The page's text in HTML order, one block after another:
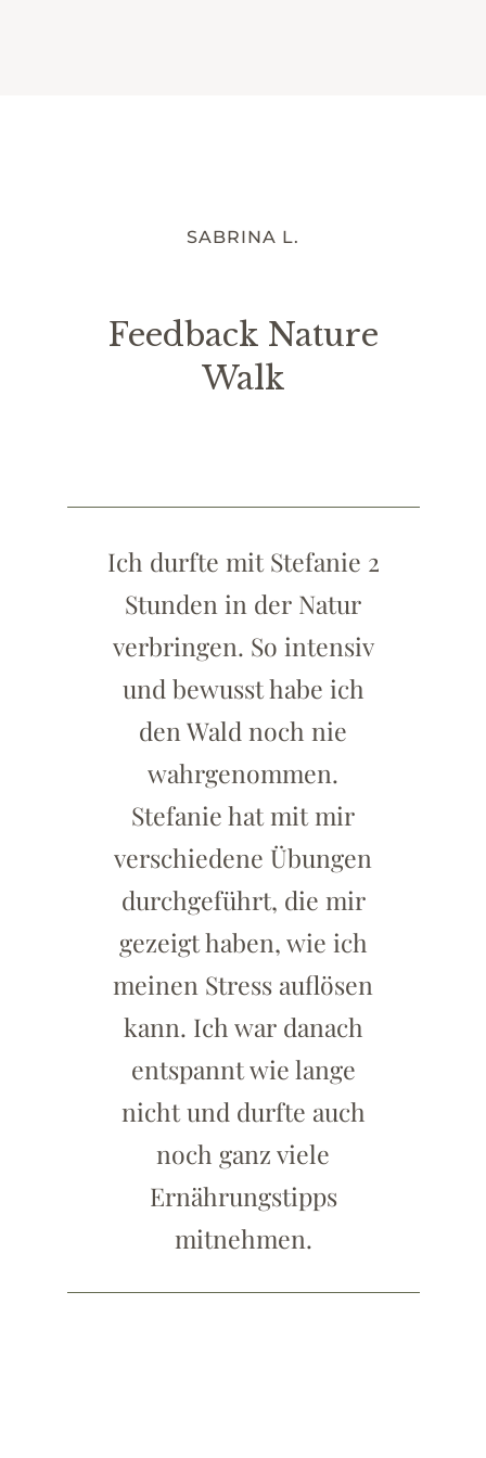
SABRINA L.
Feedback Nature
Walk
Ich durfte mit Stefanie 2
Stunden in der Natur
verbringen. So intensiv
und bewusst habe ich
den Wald noch nie
wahrgenommen.
Stefanie hat mit mir
verschiedene Übungen
durchgeführt, die mir
gezeigt haben, wie ich
meinen Stress auflösen
kann. Ich war danach
entspannt wie lange
nicht und durfte auch
noch ganz viele
Ernährungstipps
mitnehmen.